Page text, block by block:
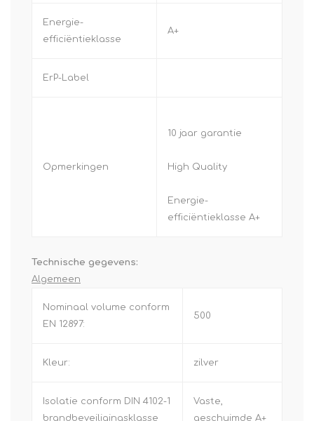
Energie-
efficiëntieklasse
A+
ErP-Label
Opmerkingen
10 jaar garantie
High Quality
Energie-
efficiëntieklasse A+
Technische gegevens:
Algemeen
Nominaal volume conform
EN 12897:
500
Kleur: zilver
Isolatie conform DIN 4102-1
brandbeveiligingsklasse
Vaste,
geschuimde A+